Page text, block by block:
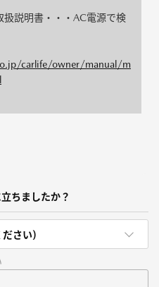
扱説明書・・・AC電源で検
carlife/owner/manual/m
ちましたか？
ださい)